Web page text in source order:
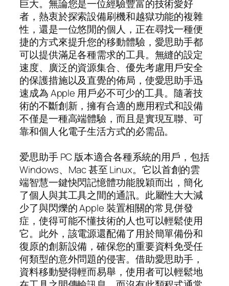
巨大。無論您是一位經驗豐富的技術愛好
者，熱衷於探索設備刷機和越獄功能的複雜
性，還是一位悠閒的個人，正在尋找一種便
捷的方式來提升您的移動體驗，愛思助手都
可以提供滿足各種需求的工具。無縫的設定
速度、廣泛的資源集合、優先考慮用戶安全
的保護措施以及直覺的佈局，使愛思助手迅
速成為 Apple 用戶必不可少的工具。隨著技
術的不斷創新，擁有合適的應用程式和設備
不僅是一種高端體驗，而且是實現互聯、可
靠和個人化電子生活方式的必需品。
爱思助手 PC 版本適合各種系統的用戶，包括
Windows、Mac 甚至 Linux。它以首創的雲
端智慧一鍵快閃記憶體功能脫穎而出，簡化
了個人與其工具之間的通訊。此屬性大大減
少了與閃爍的 Apple 裝置相關的常見併發
症，使得可能不懂技術的人也可以輕鬆使用
它。此外，該電源還配備了用於簡單備份和
復原的創新設備，確保您的重要資料免受任
何類型的意外問題的侵害。借助愛思助手，
資料移動變得輕而易舉，使用者可以輕鬆地